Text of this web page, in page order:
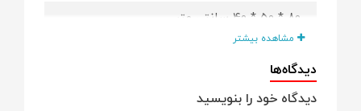
80 * 50 * 40 سانتی متر
برند
کیکابو Kikkaboo
مشاهده بیشتر
دیدگاه‌ها
دیدگاه خود را بنویسید